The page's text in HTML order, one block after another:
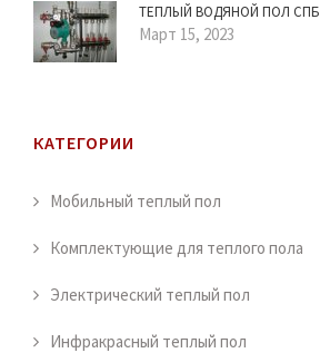
ТЕПЛЫЙ ВОДЯНОЙ ПОЛ СПБ
Март 15, 2023
КАТЕГОРИИ
Мобильный теплый пол
Комплектующие для теплого пола
Электрический теплый пол
Инфракрасный теплый пол